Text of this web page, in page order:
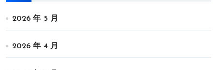
2026 年 5 月
2026 年 4 月